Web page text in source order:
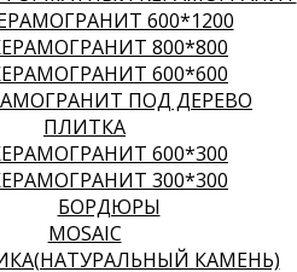
600*1200
800*800
600*600
ПОД ДЕРЕВО
ПЛИТКА
600*300
300*300
БОРДЮРЫ
MOSAIC
КАМЕНЬ)